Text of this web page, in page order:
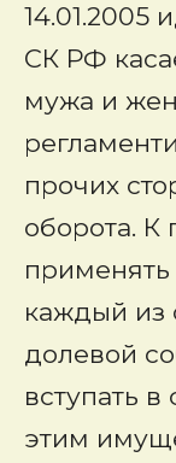
14.01.2005
СК РФ
мужа и
прочих
оборота. К
применять
каждый из
долевой
вступать
этим